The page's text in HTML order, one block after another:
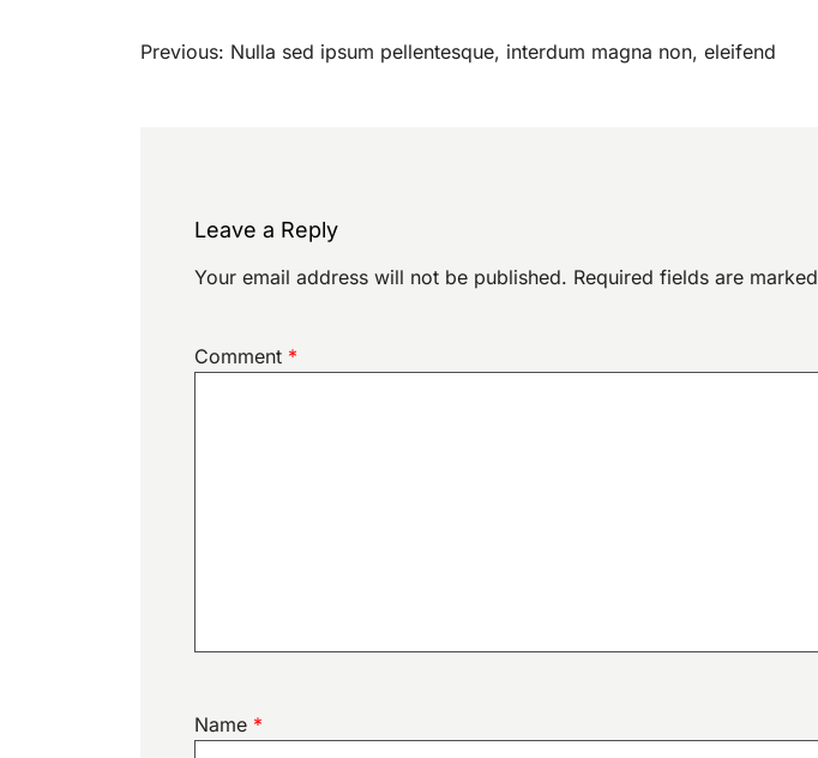
Post
Previous: Nulla sed ipsum pellentesque, interdum magna non, eleifend
Leave a Reply
Your email address will not be published. Required fields are marked
Comment *
Name *